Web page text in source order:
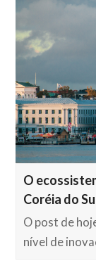
O
Coréia do
O post de
nível de